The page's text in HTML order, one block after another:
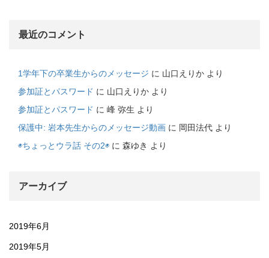
最近のコメント
1学年下の卒業生からのメッセージ に 山口えりか より
参加証とパスワード に 山口えりか より
参加証とパスワード に 峰 弥生 より
保護中: 岩本先生からのメッセージ動画 に 岡田法代 より
◉ちょっとウラ話 その2◉ に 森ゆき より
アーカイブ
2019年6月
2019年5月